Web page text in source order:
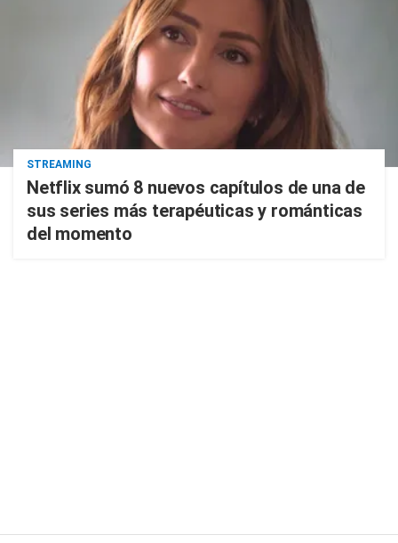
STREAMING
Netflix sumó 8 nuevos capítulos de una de
sus series más terapéuticas y románticas
del momento